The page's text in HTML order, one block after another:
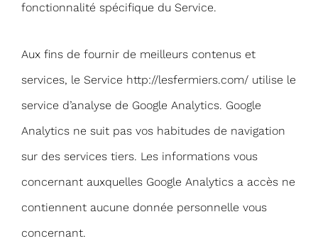
fonctionnalité spécifique du Service.
Aux fins de fournir de meilleurs contenus et
services, le Service http://lesfermiers.com/ utilise le
service d’analyse de Google Analytics. Google
Analytics ne suit pas vos habitudes de navigation
sur des services tiers. Les informations vous
concernant auxquelles Google Analytics a accès ne
contiennent aucune donnée personnelle vous
concernant.